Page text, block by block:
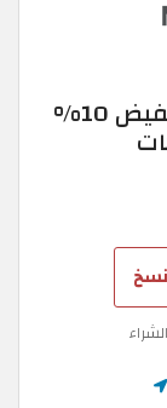
كود خصم ماي بروتين 2026: تخفيض 10%
نسخ